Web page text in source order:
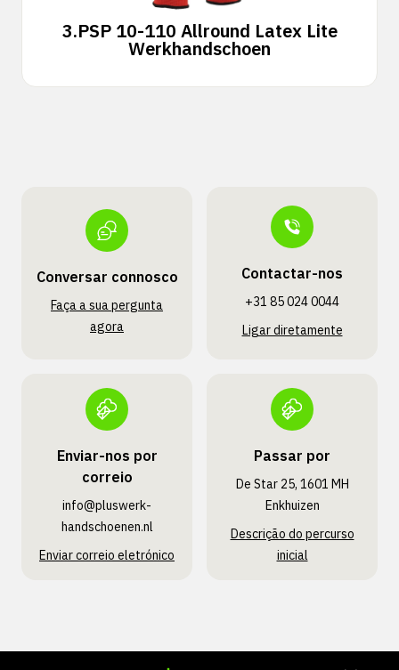
3.PSP 10-110 Allround Latex Lite
Werkhandschoen
Conversar connosco
Faça a sua pergunta
agora
Contactar-nos
+31 85 024 0044
Ligar diretamente
Enviar-nos por
correio
info@pluswerk­
handschoenen.nl
Enviar correio eletrónico
Passar por
De Star 25, 1601 MH
Enkhuizen
Descrição do percurso
inicial